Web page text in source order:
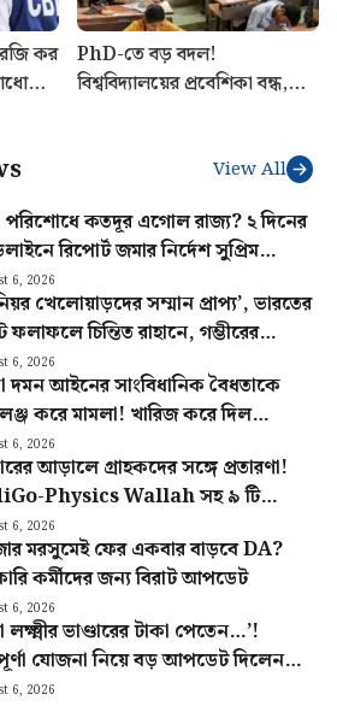
কর
PhD-তে বড় বদল!
বিশ্ববিদ্যালয়ের প্রবেশিকা বন্ধ,
View All
পরিশোধে কতদূর এগোল রাজ্য? ২ দিনের
রিপোর্ট জমার নির্দেশ সুপ্রিম
6, 2026
খেলোয়াড়দের সম্মান প্রাপ্য’, ভারতের
ফলাফলে চিন্তিত রাহানে, গম্ভীরের
বিশেষ পরামর্শ
6, 2026
দমন আইনের সাংবিধানিক বৈধতাকে
করে মামলা! খারিজ করে দিল
6, 2026
আড়ালে গ্রাহকদের সঙ্গে প্রতারণা!
Physics Wallah সহ ৯ টি
জরিমানা কেন্দ্রের
6, 2026
মরসুমেই ফের একবার বাড়বে DA?
কর্মীদের জন্য বিরাট আপডেট
6, 2026
লক্ষ্মীর ভাণ্ডারের টাকা পেতেন…’!
যোজনা নিয়ে বড় আপডেট দিলেন
দিলীপ
6, 2026